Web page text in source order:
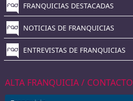
FRANQUICIAS DESTACADAS
NOTICIAS DE FRANQUICIAS
ENTREVISTAS DE FRANQUICIAS
ALTA FRANQUICIA / CONTACTO